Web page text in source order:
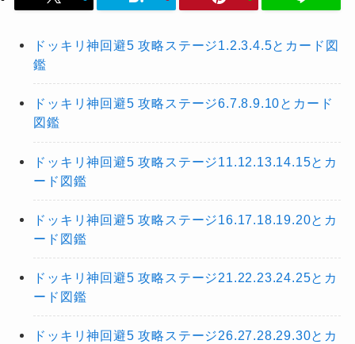
ドッキリ神回避5 攻略ステージ1.2.3.4.5とカード図
鑑
ドッキリ神回避5 攻略ステージ6.7.8.9.10とカード
図鑑
ドッキリ神回避5 攻略ステージ11.12.13.14.15とカ
ード図鑑
ドッキリ神回避5 攻略ステージ16.17.18.19.20とカ
ード図鑑
ドッキリ神回避5 攻略ステージ21.22.23.24.25とカ
ード図鑑
ドッキリ神回避5 攻略ステージ26.27.28.29.30とカ